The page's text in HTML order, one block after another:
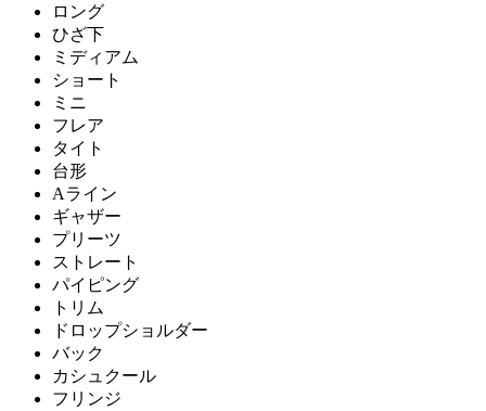
ロング
ひざ下
ミディアム
ショート
ミニ
フレア
タイト
台形
Aライン
ギャザー
プリーツ
ストレート
パイピング
トリム
ドロップショルダー
バック
カシュクール
フリンジ